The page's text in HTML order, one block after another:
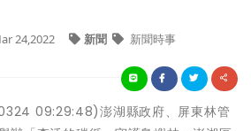
24,2022 新聞 新聞時事
09:29:48)澎湖縣政府、屏東林管